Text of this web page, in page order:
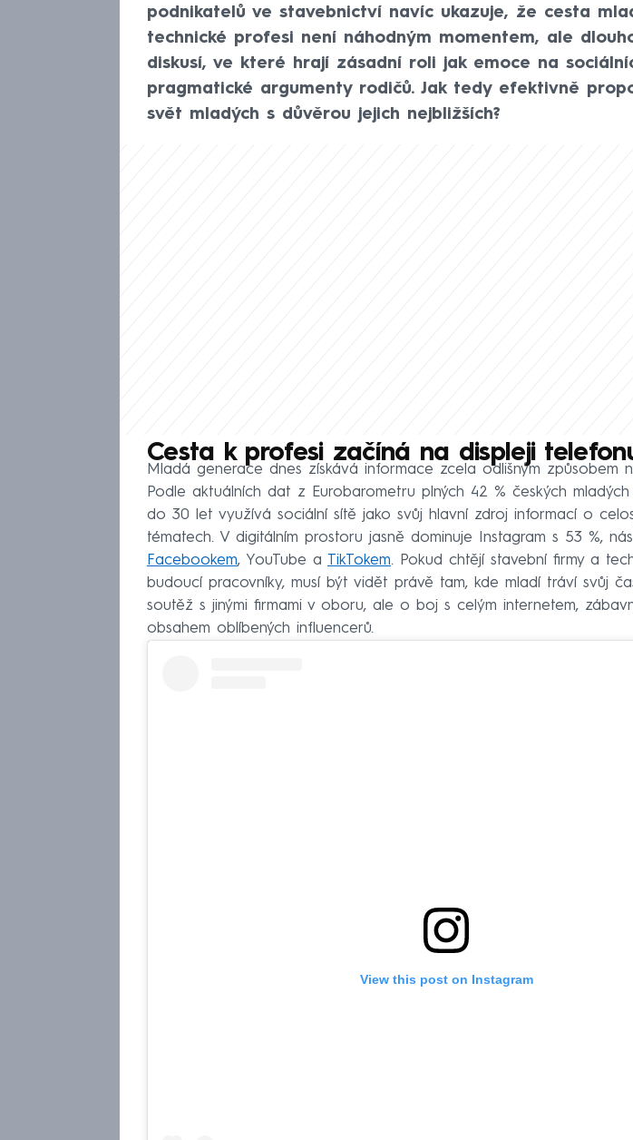
podnikatelů ve stavebnictví navíc ukazuje, že cesta
technické profesi není náhodným momentem, ale
diskusí, ve které hrají zásadní roli jak emoce na
pragmatické argumenty rodičů. Jak tedy efektivně
svět mladých s důvěrou jejich nejbližších?
Cesta k profesi začíná na displeji
Mladá generace dnes získává informace zcela odlišným způsobem
Podle aktuálních dat z Eurobarometru plných 42 % českých
do 30 let využívá sociální sítě jako svůj hlavní zdroj informací o
tématech. V digitálním prostoru jasně dominuje Instagram s 53 %,
Facebookem, YouTube a TikTokem. Pokud chtějí stavební firmy a
budoucí pracovníky, musí být vidět právě tam, kde mladí tráví svůj
soutěž s jinými firmami v oboru, ale o boj s celým internetem,
obsahem oblíbených influencerů.
View this post on Instagram